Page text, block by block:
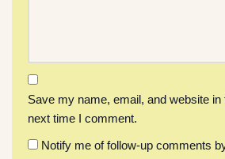
Save my name, email, and website
next time I comment.
Notify me of follow-up comments